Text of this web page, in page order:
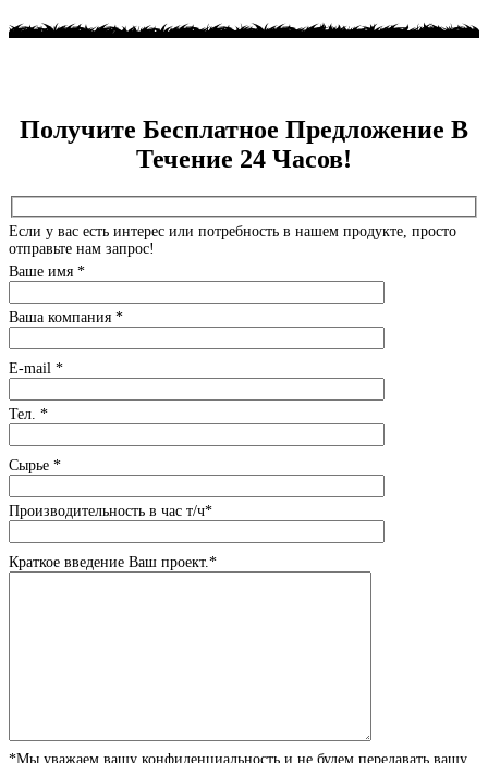
Получите Бесплатное Предложение В
Течение 24 Часов!
Если у вас есть интерес или потребность в нашем продукте, просто
отправьте нам запрос!
Ваше имя *
Ваша компания *
E-mail *
Тел. *
Сырье *
Производительность в час т/ч*
Краткое введение Ваш проект.*
*Мы уважаем вашу конфиденциальность и не будем передавать вашу